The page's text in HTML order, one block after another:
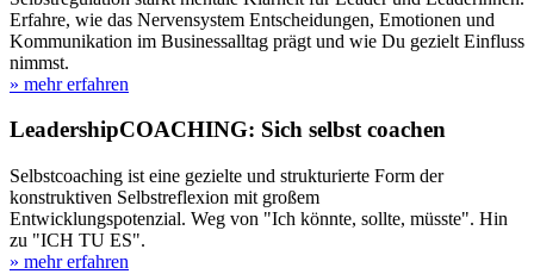
Erfahre, wie das Nervensystem Entscheidungen, Emotionen und
Kommunikation im Businessalltag prägt und wie Du gezielt Einfluss
nimmst.
» mehr erfahren
LeadershipCOACHING: Sich selbst coachen
Selbstcoaching ist eine gezielte und strukturierte Form der
konstruktiven Selbstreflexion mit großem
Entwicklungspotenzial. Weg von "Ich könnte, sollte, müsste". Hin
zu "ICH TU ES".
» mehr erfahren